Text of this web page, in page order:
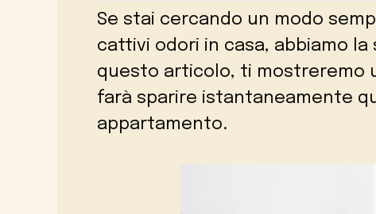
Se stai cercando un modo
cattivi odori in casa, abbiamo
questo articolo, ti mostreremo
farà sparire istantaneamente
appartamento.